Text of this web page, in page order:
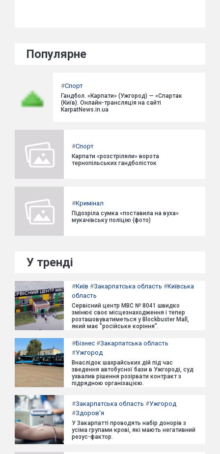
Популярне
#Спорт
Гандбол. «Карпати» (Ужгород) — «Спартак
(Київ). Онлайн-трансляція на сайті
KarpatNews.in.ua
#Спорт
Карпати «розстріляли» ворота
тернопільських гандболісток
#Кримінал
Підозріла сумка «поставила на вуха»
мукачівську поліцію (фото)
У тренді
#Київ #Закарпатська область #Київська
область
Сервісний центр МВС № 8041 швидко
змінює своє місцезнаходження і тепер
розташовуватиметься у Blockbuster Mall,
який має "російське коріння".
#Бізнес #Закарпатська область
#Ужгород
Внаслідок шахрайських дій під час
зведення автобусної бази в Ужгороді, суд
ухвалив рішення розірвати контракт з
підрядною організацією.
#Закарпатська область #Ужгород
#Здоров'я
У Закарпатті проводять набір донорів з
усіма групами крові, які мають негативний
резус-фактор.